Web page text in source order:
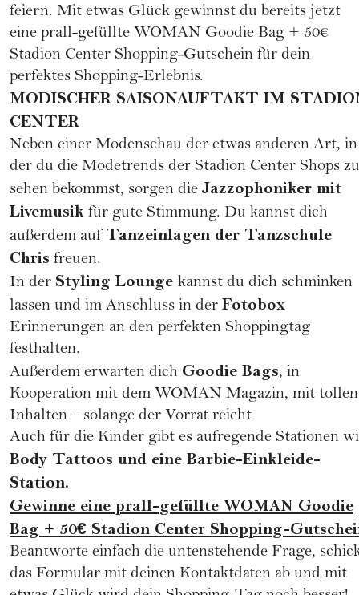
feiern. Mit etwas Glück gewinnst du bereits jetzt
eine prall-gefüllte WOMAN Goodie Bag + 50€
Stadion Center Shopping-Gutschein für dein
perfektes Shopping-Erlebnis.
MODISCHER SAISONAUFTAKT IM
CENTER
Neben einer Modenschau der etwas anderen Art, in
der du die Modetrends der Stadion Center Shops zu
sehen bekommst, sorgen die Jazzophoniker mit
Livemusik für gute Stimmung. Du kannst dich
außerdem auf Tanzeinlagen der Tanzschule
Chris freuen.
In der Styling Lounge kannst du dich schminken
lassen und im Anschluss in der Fotobox
Erinnerungen an den perfekten Shoppingtag
festhalten.
Außerdem erwarten dich Goodie Bags, in
Kooperation mit dem WOMAN Magazin, mit tollen
Inhalten – solange der Vorrat reicht
Auch für die Kinder gibt es aufregende Stationen
Body Tattoos und eine Barbie-Einkleide-
Station.
Gewinne eine prall-gefüllte WOMAN Goodie
Bag + 50€ Stadion Center Shopping-
Beantworte einfach die untenstehende Frage,
das Formular mit deinen Kontaktdaten ab und mit